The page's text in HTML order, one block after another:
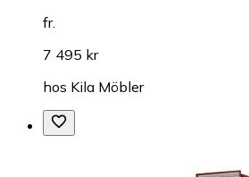
fr.
7 495 kr
hos Kila Möbler